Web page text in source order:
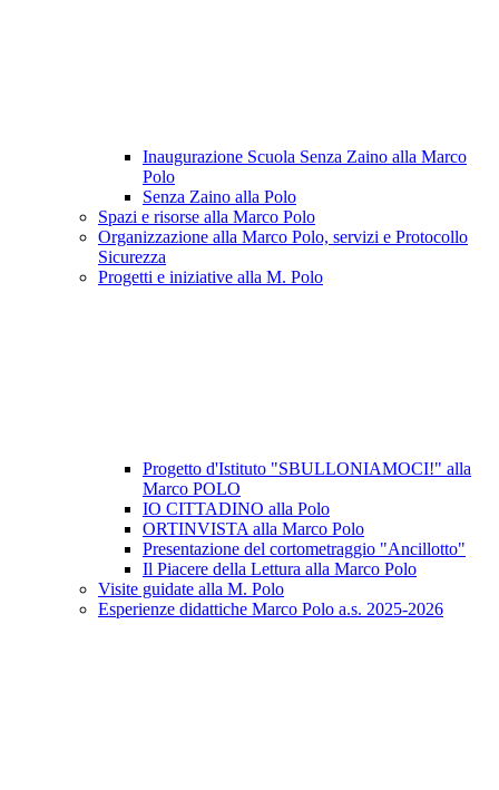
Inaugurazione Scuola Senza Zaino alla Marco
Polo
Senza Zaino alla Polo
Spazi e risorse alla Marco Polo
Organizzazione alla Marco Polo, servizi e Protocollo
Sicurezza
Progetti e iniziative alla M. Polo
Progetto d'Istituto "SBULLONIAMOCI!" alla
Marco POLO
IO CITTADINO alla Polo
ORTINVISTA alla Marco Polo
Presentazione del cortometraggio "Ancillotto"
Il Piacere della Lettura alla Marco Polo
Visite guidate alla M. Polo
Esperienze didattiche Marco Polo a.s. 2025-2026